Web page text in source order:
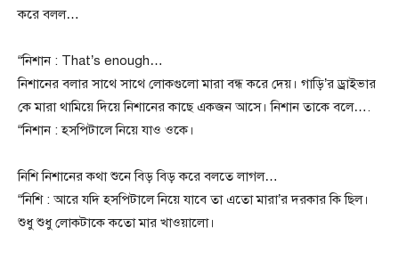
করে বলল…
“নিশান : That’s enough…
নিশানের বলার সাথে সাথে লোকগুলো মারা বন্ধ করে দেয়। গাড়ি’র ড্রাইভার
কে মারা থামিয়ে দিয়ে নিশানের কাছে একজন আসে। নিশান তাকে বলে….
“নিশান : হসপিটালে নিয়ে যাও ওকে।
নিশি নিশানের কথা শুনে বিড় বিড় করে বলতে লাগল…
“নিশি : আরে যদি হসপিটালে নিয়ে যাবে তা এতো মারা’র দরকার কি ছিল।
শুধু শুধু লোকটাকে কতো মার খাওয়ালো।